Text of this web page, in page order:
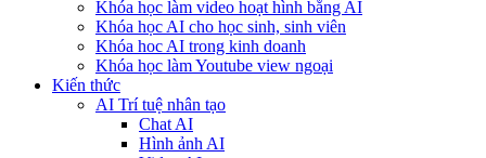
Khóa học làm video hoạt hình bằng AI
Khóa học AI cho học sinh, sinh viên
Khóa hoc AI trong kinh doanh
Khóa học làm Youtube view ngoại
Kiến thức
AI Trí tuệ nhân tạo
Chat AI
Hình ảnh AI